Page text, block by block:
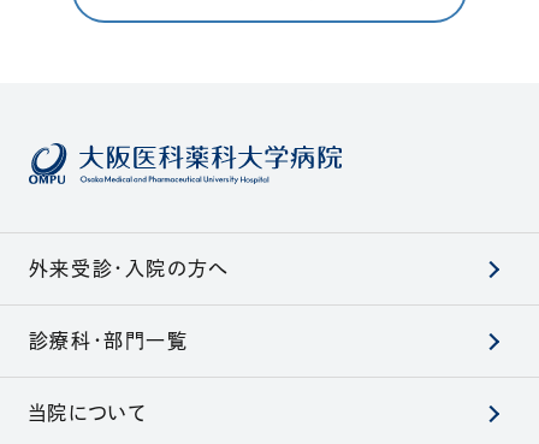
外来受診・入院の方へ
診療科・部門一覧
当院について